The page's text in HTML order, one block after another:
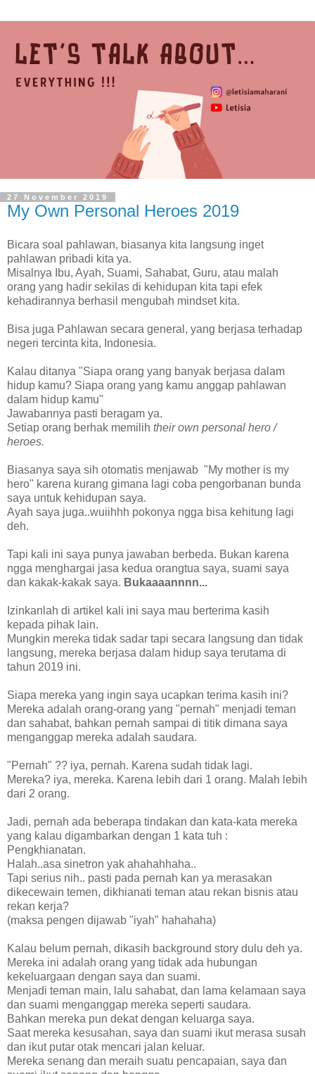
27 November 2019
My Own Personal Heroes 2019
Bicara soal pahlawan, biasanya kita langsung inget
pahlawan pribadi kita ya.
Misalnya Ibu, Ayah, Suami, Sahabat, Guru, atau malah
orang yang hadir sekilas di kehidupan kita tapi efek
kehadirannya berhasil mengubah mindset kita.
Bisa juga Pahlawan secara general, yang berjasa terhadap
negeri tercinta kita, Indonesia.
Kalau ditanya "Siapa orang yang banyak berjasa dalam
hidup kamu? Siapa orang yang kamu anggap pahlawan
dalam hidup kamu"
Jawabannya pasti beragam ya.
Setiap orang berhak memilih their own personal hero /
heroes.
Biasanya saya sih otomatis menjawab "My mother is my
hero" karena kurang gimana lagi coba pengorbanan bunda
saya untuk kehidupan saya.
Ayah saya juga..wuiihhh pokonya ngga bisa kehitung lagi
deh.
Tapi kali ini saya punya jawaban berbeda. Bukan karena
ngga menghargai jasa kedua orangtua saya, suami saya
dan kakak-kakak saya. Bukaaaannnn...
Izinkanlah di artikel kali ini saya mau berterima kasih
kepada pihak lain.
Mungkin mereka tidak sadar tapi secara langsung dan tidak
langsung, mereka berjasa dalam hidup saya terutama di
tahun 2019 ini.
Siapa mereka yang ingin saya ucapkan terima kasih ini?
Mereka adalah orang-orang yang "pernah" menjadi teman
dan sahabat, bahkan pernah sampai di titik dimana saya
menganggap mereka adalah saudara.
"Pernah" ?? iya, pernah. Karena sudah tidak lagi.
Mereka? iya, mereka. Karena lebih dari 1 orang. Malah lebih
dari 2 orang.
Jadi, pernah ada beberapa tindakan dan kata-kata mereka
yang kalau digambarkan dengan 1 kata tuh :
Pengkhianatan.
Halah..asa sinetron yak ahahahhaha..
Tapi serius nih.. pasti pada pernah kan ya merasakan
dikecewain temen, dikhianati teman atau rekan bisnis atau
rekan kerja?
(maksa pengen dijawab "iyah" hahahaha)
Kalau belum pernah, dikasih background story dulu deh ya.
Mereka ini adalah orang yang tidak ada hubungan
kekeluargaan dengan saya dan suami.
Menjadi teman main, lalu sahabat, dan lama kelamaan saya
dan suami menganggap mereka seperti saudara.
Bahkan mereka pun dekat dengan keluarga saya.
Saat mereka kesusahan, saya dan suami ikut merasa susah
dan ikut putar otak mencari jalan keluar.
Mereka senang dan meraih suatu pencapaian, saya dan